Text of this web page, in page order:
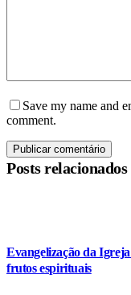
Save my name and
comment.
Publicar comentário
Posts relacionados
Evangelização da
frutos espirituais